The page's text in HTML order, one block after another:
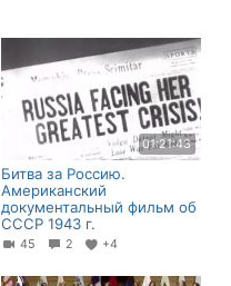
01:21:43
Битва за Россию.
Американский
документальный фильм об
СССР 1943 г.
45 2 +4